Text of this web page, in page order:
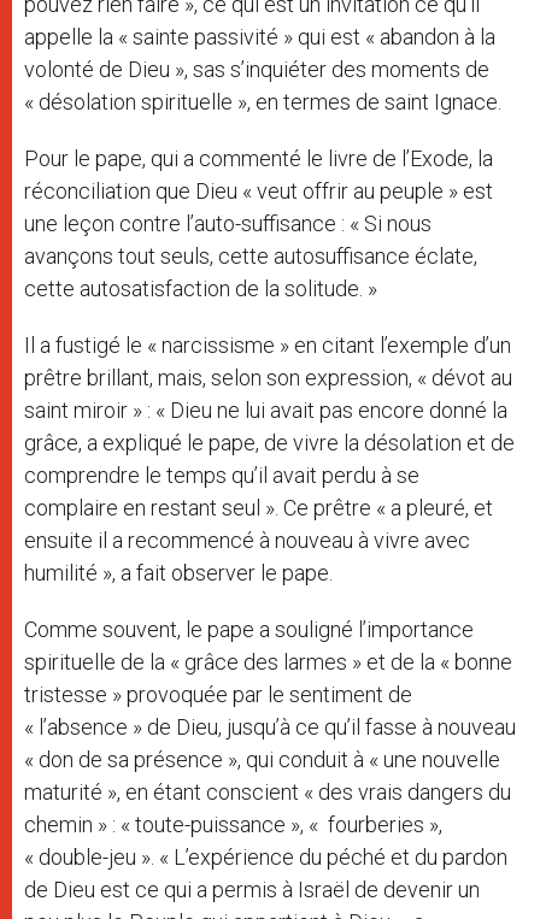
appelle la « sainte passivité » qui est « abandon à la
volonté de Dieu », sas s’inquiéter des moments de
« désolation spirituelle », en termes de saint Ignace.
Pour le pape, qui a commenté le livre de l’Exode, la
réconciliation que Dieu « veut offrir au peuple » est
une leçon contre l’auto-suffisance : « Si nous
avançons tout seuls, cette autosuffisance éclate,
cette autosatisfaction de la solitude. »
Il a fustigé le « narcissisme » en citant l’exemple d’un
prêtre brillant, mais, selon son expression, « dévot au
saint miroir » : « Dieu ne lui avait pas encore donné la
grâce, a expliqué le pape, de vivre la désolation et de
comprendre le temps qu’il avait perdu à se
complaire en restant seul ». Ce prêtre « a pleuré, et
ensuite il a recommencé à nouveau à vivre avec
humilité », a fait observer le pape.
Comme souvent, le pape a souligné l’importance
spirituelle de la « grâce des larmes » et de la « bonne
tristesse » provoquée par le sentiment de
« l’absence » de Dieu, jusqu’à ce qu’il fasse à nouveau
« don de sa présence », qui conduit à « une nouvelle
maturité », en étant conscient « des vrais dangers du
chemin » : « toute-puissance », « fourberies »,
« double-jeu ». « L’expérience du péché et du pardon
de Dieu est ce qui a permis à Israël de devenir un